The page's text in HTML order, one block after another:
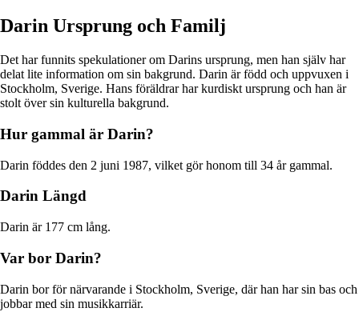
Darin Ursprung och Familj
Det har funnits spekulationer om Darins ursprung, men han själv har
delat lite information om sin bakgrund. Darin är född och uppvuxen i
Stockholm, Sverige. Hans föräldrar har kurdiskt ursprung och han är
stolt över sin kulturella bakgrund.
Hur gammal är Darin?
Darin föddes den 2 juni 1987, vilket gör honom till 34 år gammal.
Darin Längd
Darin är 177 cm lång.
Var bor Darin?
Darin bor för närvarande i Stockholm, Sverige, där han har sin bas och
jobbar med sin musikkarriär.